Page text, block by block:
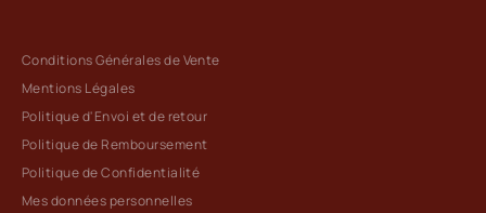
Conditions Générales de Vente
Mentions Légales
Politique d'Envoi et de retour
Politique de Remboursement
Politique de Confidentialité
Mes données personnelles